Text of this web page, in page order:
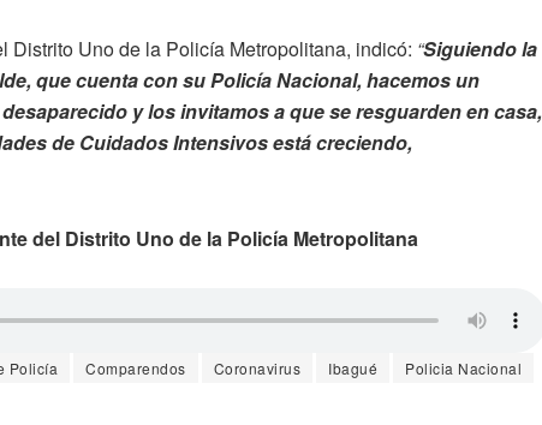
Distrito Uno de la Policía Metropolitana, indicó: “Siguiendo la
que cuenta con su Policía Nacional, hacemos un
y los invitamos a que se resguarden en casa,
de Cuidados Intensivos está creciendo,
del Distrito Uno de la Policía Metropolitana
Policía Comparendos Coronavirus Ibagué Policia Nacional